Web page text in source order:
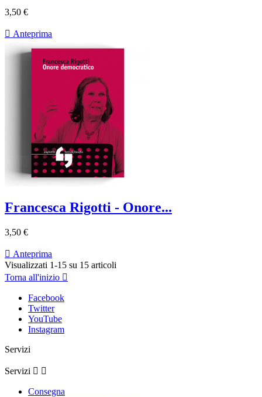
3,50 €
 Anteprima
Francesca Rigotti - Onore...
3,50 €
 Anteprima
Visualizzati 1-15 su 15 articoli
Torna all'inizio 
Facebook
Twitter
YouTube
Instagram
Servizi
Servizi  
Consegna